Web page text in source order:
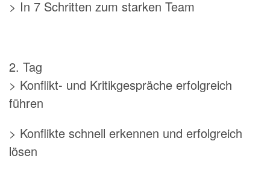
> In 7 Schritten zum starken Team
2. Tag
> Konflikt- und Kritikgespräche erfolgreich
führen
> Konflikte schnell erkennen und erfolgreich
lösen